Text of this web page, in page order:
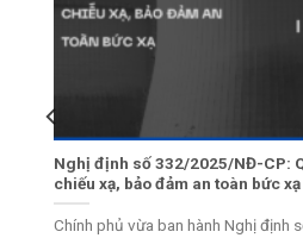
Nghị định số 332/2025/NĐ-CP:
chiếu xạ, bảo đảm an toàn bức xạ
Chính phủ vừa ban hành Nghị